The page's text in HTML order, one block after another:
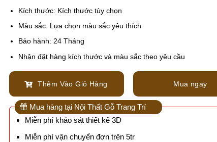
Kích thước: Kích thước tùy chọn
Màu sắc: Lựa chọn màu sắc yêu thích
Bảo hành: 24 Tháng
Nhận đặt hàng kích thước và màu sắc theo yêu cầu
Thêm Vào Giỏ Hàng Mua ngay
Mua hàng tại Nội Thất Gỗ Trang Trí
Miễn phí khảo sát thiết kế 3D
Miễn phí vận chuyển đơn trên 5tr